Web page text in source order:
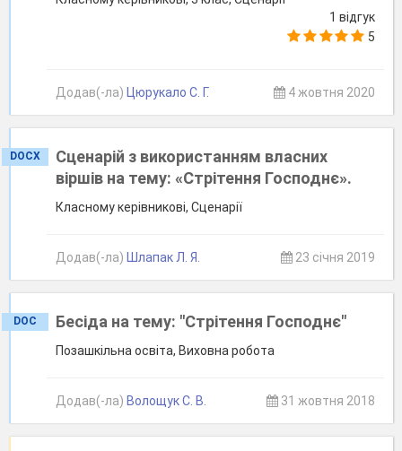
1 відгук
5
Додав(-ла) Цюрукало С. Г. 4 жовтня 2020
DOCX
Сценарій з використанням власних
віршів на тему: «Стрітення Господнє».
Класному керівникові, Сценарії
Додав(-ла) Шлапак Л. Я. 23 січня 2019
DOC Бесіда на тему: "Стрітення Господнє"
Позашкільна освіта, Виховна робота
Додав(-ла) Волощук С. В. 31 жовтня 2018